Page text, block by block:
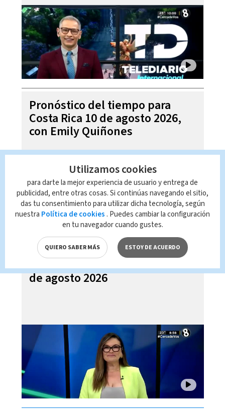
Pronóstico del tiempo para
Costa Rica 10 de agosto 2026,
con Emily Quiñones
Noticias Telediario Estelar, 07
de agosto 2026
Utilizamos cookies
para darte la mejor experiencia de usuario y entrega de
publicidad, entre otras cosas. Si continúas navegando el sitio,
das tu consentimiento para utilizar dicha tecnología, según
nuestra Política de cookies . Puedes cambiar la configuración
en tu navegador cuando gustes.
QUIERO SABER MÁS ESTOY DE ACUERDO